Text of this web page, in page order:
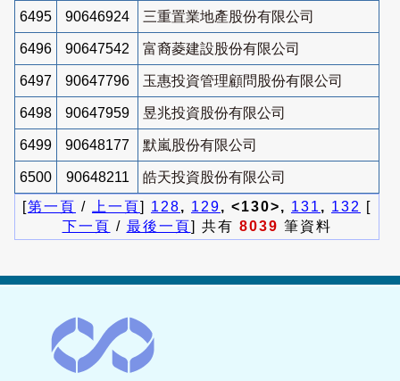
6495 90646924 三重置業地產股份有限公司
6496 90647542 富裔菱建設股份有限公司
6497 90647796 玉惠投資管理顧問股份有限公司
6498 90647959 昱兆投資股份有限公司
6499 90648177 默嵐股份有限公司
6500 90648211
皓天投資股份有限公司
[第一頁 / 上一頁] 128, 129, <130>, 131 , 132
[
下一頁 / 最後一頁] 共有 8039 筆資料